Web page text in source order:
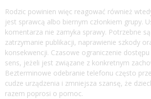
Rodzic powinien więc reagować również
jest sprawcą albo biernym członkiem grupy.
komentarza nie zamyka sprawy. Potrzebne są
zatrzymanie publikacji, naprawienie szkody
konsekwencji. Czasowe ograniczenie
sens, jeżeli jest związane z konkretnym
Bezterminowe odebranie telefonu często
cudze urządzenia i zmniejsza szansę, że
razem poprosi o pomoc.